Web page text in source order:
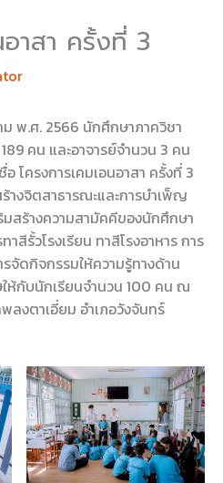
อาสา ครั้งที่ 3
พ.ศ. 2566 นักศึกษาภาควิชา
คน และอาจารย์จำนวน 3 คน
โครงการเคมเอนอาสา ครั้งที่ 3
างจิตสาธารณะและการบำเพ็ญ
สร้างความสามัคคีของนักศึกษา
สีรั้วโรงเรียน ทาสีโรงอาหาร การ
จัดกิจกรรมให้ความรู้ทางด้าน
ห้กับนักเรียนจำนวน 100 คน ณ
ลงตาเอี่ยม อำเภอวังจันทร์